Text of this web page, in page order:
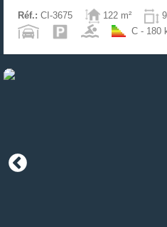
Réf.: CI-3675 122 m²
C - 180